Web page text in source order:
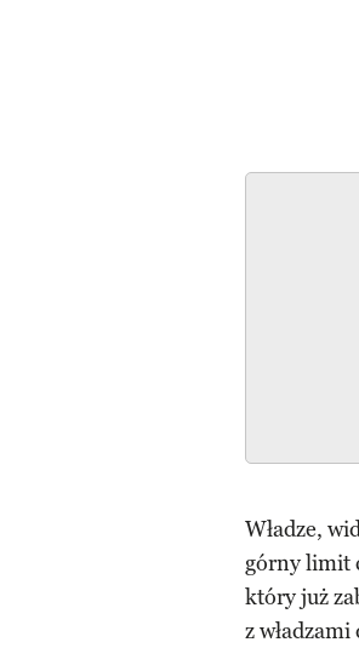
Władze,
górny limit
który już
z